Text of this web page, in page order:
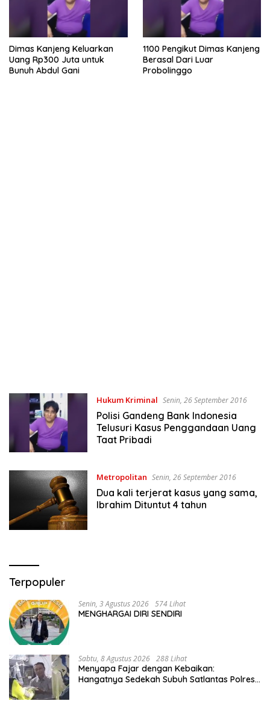
Dimas Kanjeng Keluarkan
Uang Rp300 Juta untuk
Bunuh Abdul Gani
1100 Pengikut Dimas Kanjeng
Berasal Dari Luar
Probolinggo
Hukum Kriminal Senin, 26 September 2016
Polisi Gandeng Bank Indonesia
Telusuri Kasus Penggandaan Uang
Taat Pribadi
Metropolitan Senin, 26 September 2016
Dua kali terjerat kasus yang sama,
Ibrahim Dituntut 4 tahun
Terpopuler
Senin, 3 Agustus 2026 574 Lihat
MENGHARGAI DIRI SENDIRI
Sabtu, 8 Agustus 2026 288 Lihat
Menyapa Fajar dengan Kebaikan:
Hangatnya Sedekah Subuh Satlantas Polres